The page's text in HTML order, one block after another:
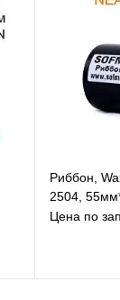
Риббон,
2504,
Цена по